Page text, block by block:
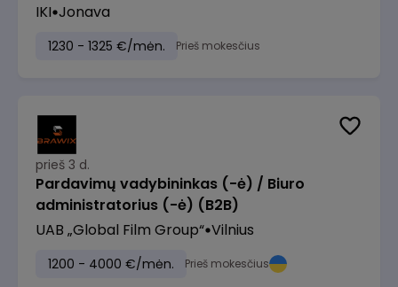
IKI Jonava
1230 - 1325 €/mėn. Prieš mokesčius
prieš 3 d.
Pardavimų vadybininkas (-ė) / Biuro
administratorius (-ė) (B2B)
UAB „Global Film Group“ Vilnius
1200 - 4000 €/mėn. Prieš mokesčius